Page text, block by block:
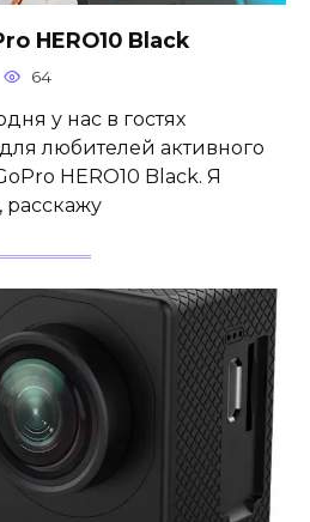
HERO10 Black
64
у нас в гостях
любителей активного
HERO10 Black. Я
расскажу